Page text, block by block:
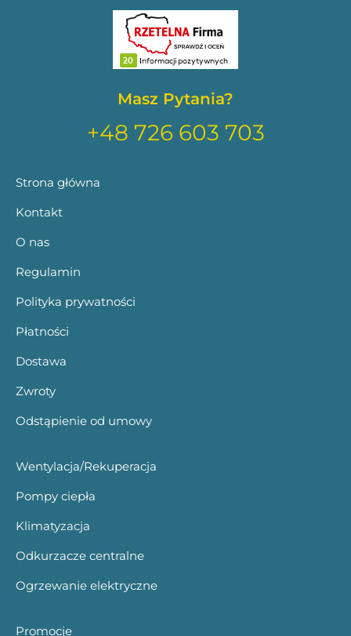
Masz Pytania?
+48 726 603 703
Strona główna
Kontakt
O nas
Regulamin
Polityka prywatności
Płatności
Dostawa
Zwroty
Odstąpienie od umowy
Wentylacja/Rekuperacja
Pompy ciepła
Klimatyzacja
Odkurzacze centralne
Ogrzewanie elektryczne
Promocje